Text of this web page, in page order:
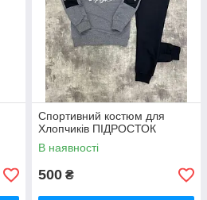
Спортивний костюм для
Хлопчиків ПІДРОСТОК
В наявності
500 ₴